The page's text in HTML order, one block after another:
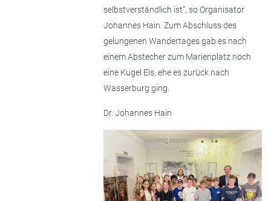
selbstverständlich ist“, so Organisator
Johannes Hain. Zum Abschluss des
gelungenen Wandertages gab es nach
einem Abstecher zum Marienplatz noch
eine Kugel Eis, ehe es zurück nach
Wasserburg ging.
Dr. Johannes Hain